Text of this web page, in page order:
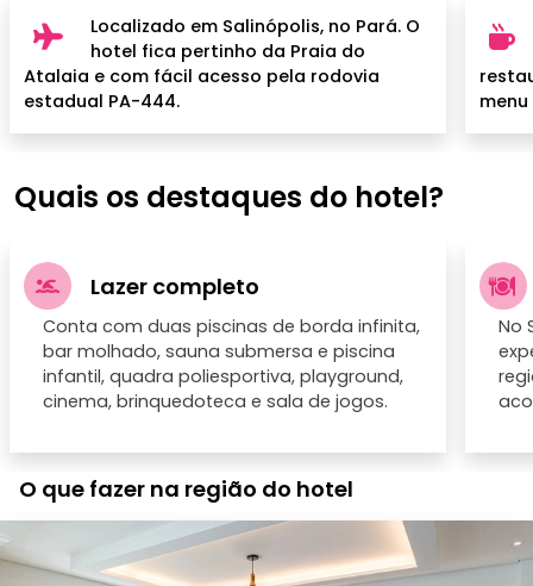
Localizado em Salinópolis, no Pará. O
hotel fica pertinho da Praia do
Atalaia e com fácil acesso pela rodovia
estadual PA-444.
menu
Quais os destaques do hotel?
Lazer completo
Conta com duas piscinas de borda infinita,
bar molhado, sauna submersa e piscina
infantil, quadra poliesportiva, playground,
cinema, brinquedoteca e sala de jogos.
No
O que fazer na região do hotel